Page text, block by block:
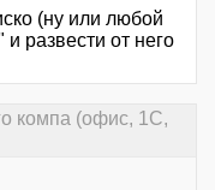
(ну или любой
развести от него
компа (офис, 1С,